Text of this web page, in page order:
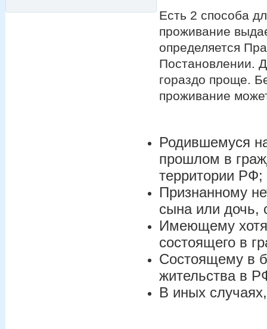
Есть 2 способа
проживание
определяется
Постановлении.
гораздо проще.
проживание
Родившемуся
прошлом в
территории РФ;
Признанному
сына или дочь,
Имеющему хотя
состоящего в
Состоящему в
жительства в
В иных